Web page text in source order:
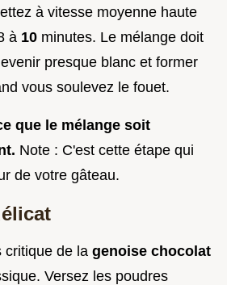
à vitesse moyenne haute
à 10 minutes. Le mélange doit
presque blanc et former
vous soulevez le fouet.
que le mélange soit
Note : C'est cette étape qui
de votre gâteau.
critique de la genoise chocolat
Versez les poudres